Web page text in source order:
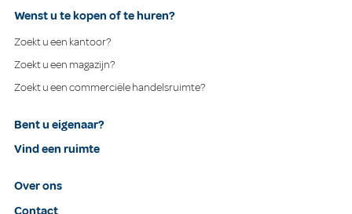
Wenst u te kopen of te huren?
Zoekt u een kantoor?
Zoekt u een magazijn?
Zoekt u een commerciële handelsruimte?
Bent u eigenaar?
Vind een ruimte
Over ons
Contact